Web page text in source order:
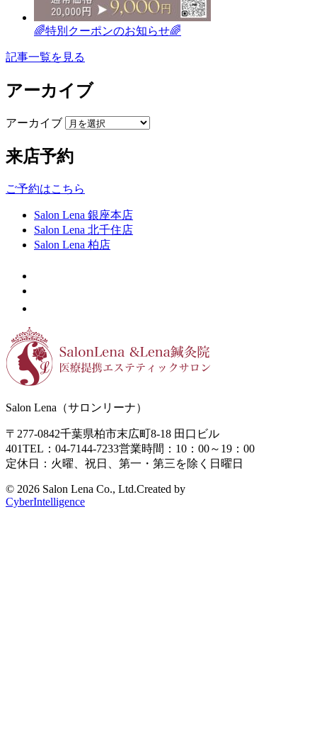
🌈特別クーポンのお知らせ🌈
記事一覧を見る
アーカイブ
アーカイブ
来店予約
ご予約はこちら
Salon Lena 銀座本店
Salon Lena 北千住店
Salon Lena 柏店
Salon Lena（サロンリーナ）
〒277-0842千葉県柏市末広町8-18 田口ビル
401TEL：04-7144-7233営業時間：10：00～19：00
定休日：火曜、祝日、第一・第三を除く日曜日
© 2026 Salon Lena Co., Ltd.Created by
CyberIntelligence